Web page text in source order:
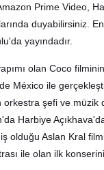
Prime Video,
duyabilirsiniz.
yayındadır.
olan Coco
México ile
orkestra şefi ve müzik
Harbiye
olduğu Aslan Kral
ile olan ilk